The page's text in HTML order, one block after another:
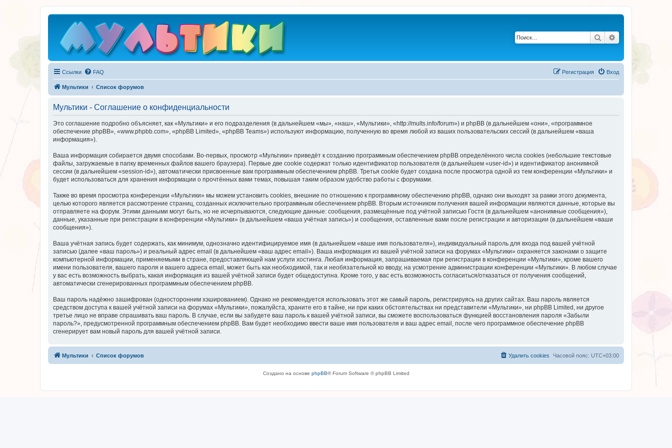
Поиск
Ссылки FAQ Вход
Регистрация
Мультики Список форумов
Мультики - Соглашение о конфиденциальности
Это соглашение подробно объясняет, как «Мультики» и его подразделения (в дальнейшем «мы», «наш», «Мультики», «http://mults.info/forum») и phpBB (в дальнейшем «они», «программное
обеспечение phpBB», «www.phpbb.com», «phpBB Limited», «phpBB Teams») используют информацию, полученную во время любой из ваших пользовательских сессий (в дальнейшем «ваша
информация»).
Ваша информация собирается двумя способами. Во-первых, просмотр «Мультики» приведёт к созданию программным обеспечением phpBB определённого числа cookies (небольшие текстовые
файлы, загружаемые в папку временных файлов вашего браузера). Первые две cookie содержат только идентификатор пользователя (в дальнейшем «user-id») и идентификатор анонимной
сессии (в дальнейшем «session-id»), автоматически присвоенные вам программным обеспечением phpBB. Третья cookie будет создана после просмотра одной из тем конференции «Мультики» и
будет использоваться для хранения информации о прочтённых вами темах, повышая таким образом удобство работы с форумами.
Также во время просмотра конференции «Мультики» мы можем установить cookies, внешние по отношению к программному обеспечению phpBB, однако они выходят за рамки этого документа,
целью которого является рассмотрение страниц, созданных исключительно программным обеспечением phpBB. Вторым источником получения вашей информации являются данные, которые вы
отправляете на форум. Этими данными могут быть, но не исчерпываются, следующие данные: сообщения, размещённые под учётной записью Гостя (в дальнейшем «анонимные сообщения»),
данные, указанные при регистрации в конференции «Мультики» (в дальнейшем «ваша учётная запись») и сообщения, оставленные вами после регистрации и авторизации (в дальнейшем «ваши
сообщения»).
Ваша учётная запись будет содержать, как минимум, однозначно идентифицируемое имя (в дальнейшем «ваше имя пользователя»), индивидуальный пароль для входа под вашей учётной
записью (далее «ваш пароль») и реальный адрес email (в дальнейшем «ваш адрес email»). Ваша информация из вашей учётной записи на форумах «Мультики» охраняется законами о защите
компьютерной информации, применяемыми в стране, предоставляющей нам услуги хостинга. Любая информация, запрашиваемая при регистрации в конференции «Мультики», кроме вашего
имени пользователя, вашего пароля и вашего адреса email, может быть как необходимой, так и необязательной ко вводу, на усмотрение администрации конференции «Мультики». В любом случае
у вас есть возможность выбрать, какая информация из вашей учётной записи будет общедоступна. Кроме того, у вас есть возможность согласиться/отказаться от получения сообщений,
автоматически сгенерированных программным обеспечением phpBB.
Ваш пароль надёжно зашифрован (односторонним хэшированием). Однако не рекомендуется использовать этот же самый пароль, регистрируясь на других сайтах. Ваш пароль является
средством доступа к вашей учётной записи на форумах «Мультики», пожалуйста, храните его в тайне, ни при каких обстоятельствах ни представители «Мультики», ни phpBB Limited, ни другое
третье лицо не вправе спрашивать ваш пароль. В случае, если вы забудете ваш пароль к вашей учётной записи, вы сможете воспользоваться функцией восстановления пароля «Забыли
пароль?», предусмотренной программным обеспечением phpBB. Вам будет необходимо ввести ваше имя пользователя и ваш адрес email, после чего программное обеспечение phpBB
сгенерирует вам новый пароль для вашей учётной записи.
Мультики Список форумов Часовой пояс: UTC+03:00
Удалить cookies
Создано на основе phpBB® Forum Software © phpBB Limited